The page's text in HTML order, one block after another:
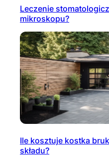
Leczenie
mikroskopu?
Ile kosztuje kostka
składu?